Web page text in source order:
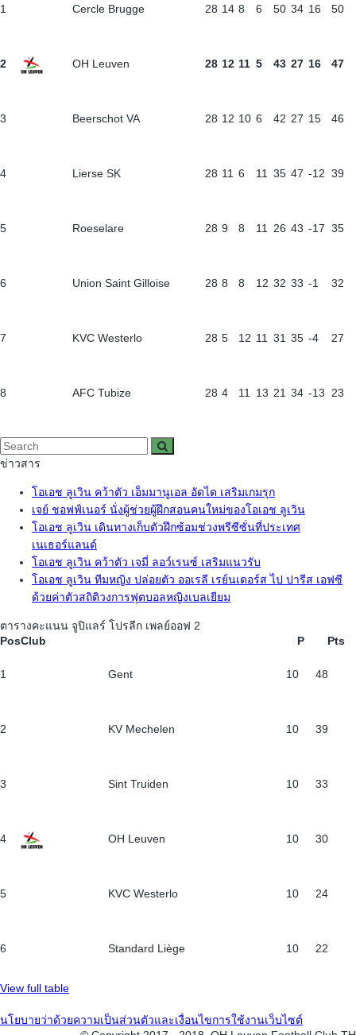
1 Cercle Brugge 28 14 8 6 50 34 16 50
2 OH Leuven 28 12 11 5 43 27 16 47
3 Beerschot VA 28 12 10 6 42 27 15 46
4 Lierse SK 28 11 6 11 35 47 -12 39
5 Roeselare 28 9 8 11 26 43 -17 35
6 Union Saint Gilloise 28 8 8 12 32 33 -1 32
7 KVC Westerlo 28 5 12 11 31 35 -4 27
8 AFC Tubize 28 4 11 13 21 34 -13 23
ข่าวสาร
โอเอช ลูเวิน คว้าตัว เอ็มมานูเอล อัดได เสริมเกมรุก
เจย์ ชอฟฟ์เนอร์ นั่งผู้ช่วยผู้ฝึกสอนคนใหม่ของโอเอช ลูเวิน
โอเอช ลูเวิน เดินทางเก็บตัวฝึกซ้อมช่วงพรีซีซั่นที่ประเทศ
เนเธอร์แลนด์
โอเอช ลูเวิน คว้าตัว เจมี่ ลอว์เรนซ์ เสริมแนวรับ
โอเอช ลูเวิน ทีมหญิง ปล่อยตัว ออเรลี เรย์นเดอร์ส ไป ปารีส เอฟซี
ด้วยค่าตัวสถิติวงการฟุตบอลหญิงเบลเยียม
ตารางคะแนน จูปิแลร์ โปรลีก เพลย์ออฟ 2
PosClub P Pts
1 Gent 10 48
2 KV Mechelen 10 39
3 Sint Truiden 10 33
4 OH Leuven 10 30
5 KVC Westerlo 10 24
6 Standard Liège 10 22
View full table
นโยบายว่าด้วยความเป็นส่วนตัวและเงื่อนไขการใช้งานเว็บไซต์